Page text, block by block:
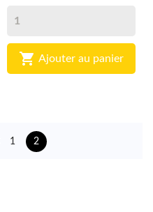
 Ajouter au panier
1 2